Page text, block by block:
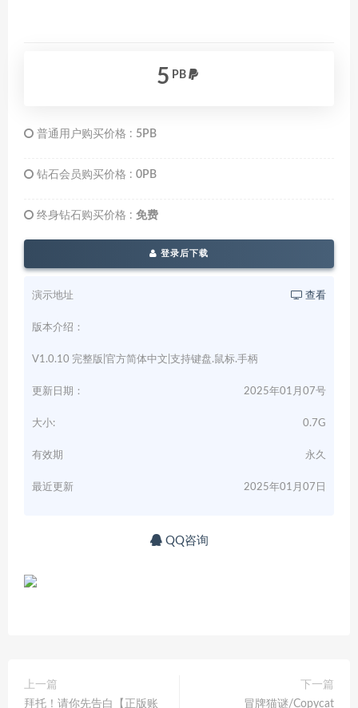
5 PB
普通用户购买价格 : 5PB
钻石会员购买价格 : 0PB
终身钻石购买价格 : 免费
登录后下载
演示地址 查看
版本介绍：
V1.0.10 完整版|官方简体中文|支持键盘.鼠标.手柄
更新日期： 2025年01月07号
大小: 0.7G
有效期 永久
最近更新 2025年01月07日
QQ咨询
上一篇
拜托！请你先告白【正版账
下一篇
冒牌猫谜/Copycat